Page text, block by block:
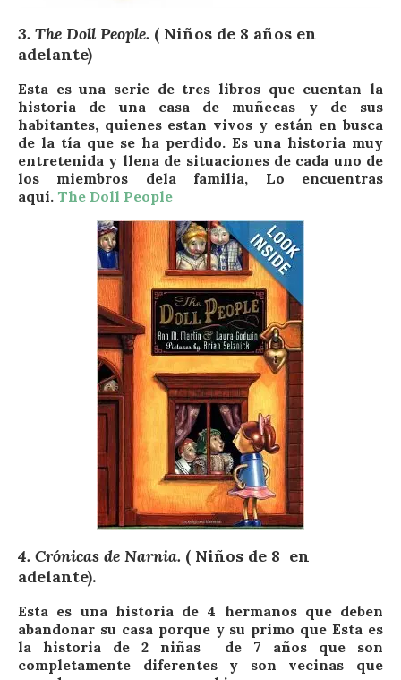
3. The Doll People. ( Niños de 8 años en
adelante)
Esta es una serie de tres libros que cuentan la
historia de una casa de muñecas y de sus
habitantes, quienes estan vivos y están en busca
de la tía que se ha perdido. Es una historia muy
entretenida y llena de situaciones de cada uno de
los miembros dela familia, Lo encuentras
aquí. The Doll People
4. Crónicas de Narnia. ( Niños de 8 en
adelante).
Esta es una historia de 4 hermanos que deben
abandonar su casa porque y su primo que Esta es
la historia de 2 niñas de 7 años que son
completamente diferentes y son vecinas que